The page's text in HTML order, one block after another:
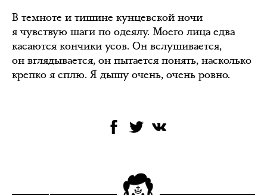
В темноте и тишине кунцевской ночи
я чувствую шаги по одеялу. Моего лица едва
касаются кончики усов. Он вслушивается,
он вглядывается, он пытается понять, насколько
крепко я сплю. Я дышу очень, очень ровно.